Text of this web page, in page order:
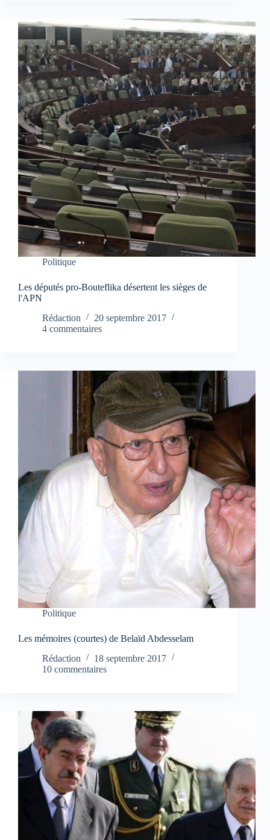
Politique
Les députés pro-Bouteflika désertent les sièges de
l'APN
Rédaction
20 septembre 2017
4 commentaires
Politique
Les mémoires (courtes) de Belaïd Abdesselam
Rédaction
18 septembre 2017
10 commentaires